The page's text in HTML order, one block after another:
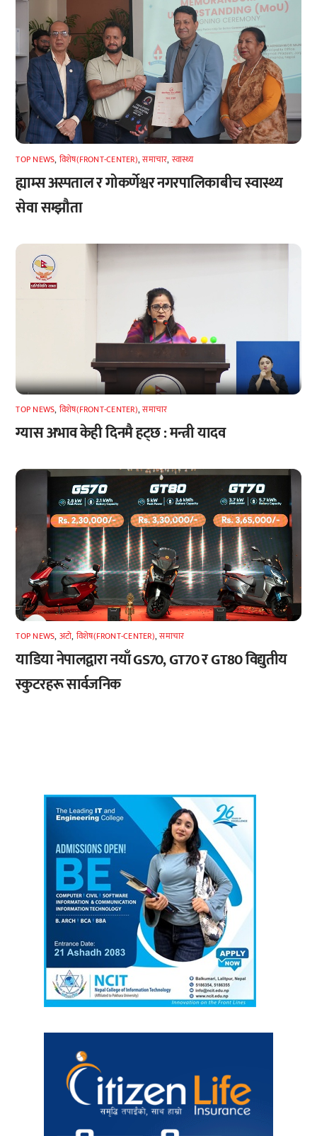
TOP NEWS, विशेष(FRONT-CENTER),समाचार, स्वास्थ्य
ह्याम्स अस्पताल र गोकर्णेश्वर नगरपालिकाबीच स्वास्थ्य
सेवा सम्झौता
TOP NEWS, विशेष(FRONT-CENTER),समाचार
ग्यास अभाव केही दिनमै हट्छ : मन्त्री यादव
TOP NEWS, अटाे, विशेष(FRONT-CENTER),समाचार
याडिया नेपालद्वारा नयाँ GS70, GT70 र GT80 विद्युतीय
स्कुटरहरू सार्वजनिक